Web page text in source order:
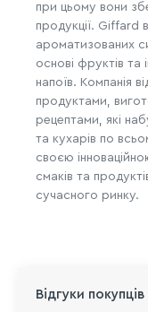
при цьому вони
продукції.
ароматизованих
основі фруктів та
напоїв. Компанія
продуктами,
рецептами, які
та кухарів по
своєю
смаків та
сучасного ринку.
Відгуки покупців